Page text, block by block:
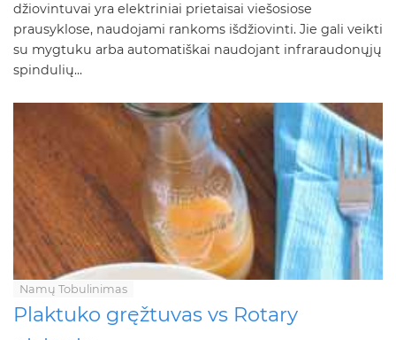
džiovintuvai yra elektriniai prietaisai viešosiose
prausyklose, naudojami rankoms išdžiovinti. Jie gali veikti
su mygtuku arba automatiškai naudojant infraraudonųjų
spindulių...
Namų Tobulinimas
Plaktuko gręžtuvas vs Rotary